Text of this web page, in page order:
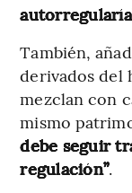
También,
derivados del
mezclan con
mismo
debe seguir
regulación”.